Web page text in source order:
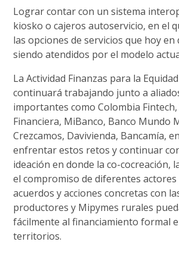
Lograr contar con un sistema
kiosko o cajeros autoservicio, en el
las opciones de servicios que hoy en
siendo atendidos por el modelo
La Actividad Finanzas para la
continuará trabajando junto a
importantes como Colombia Fintech,
Financiera, MiBanco, Banco Mundo
Crezcamos, Davivienda, Bancamía,
enfrentar estos retos y continuar
ideación en donde la co-cocreación,
el compromiso de diferentes
acuerdos y acciones concretas con
productores y Mipymes rurales
fácilmente al financiamiento formal
territorios.